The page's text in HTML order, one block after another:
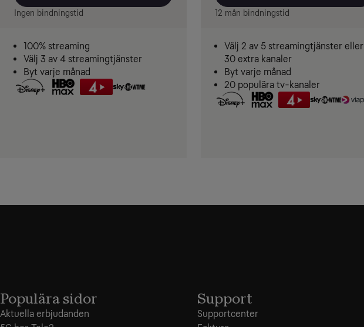
Ingen bindningstid
100% streaming
Välj 3 av 4 streamingtjänster
Byt varje månad
12 mån bindningstid
Välj 2 av 5 streamingtjänster eller
30 extra kanaler
Byt varje månad
20 populära tv-kanaler
Populära sidor
Aktuella erbjudanden
Support
Supportcenter